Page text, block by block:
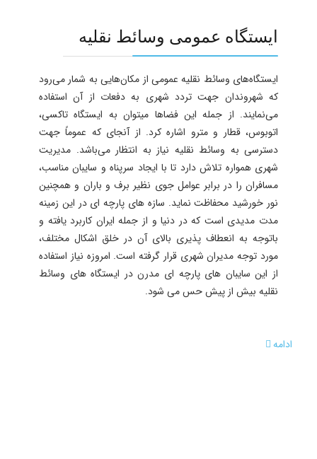
ایستگاه عمومی وسائط نقلیه
ایستگاه‌های وسائط نقلیه عمومی از مکان‌هایی به شمار می‌رود
که شهروندان جهت تردد شهری به دفعات از آن استفاده
می‌نمایند. از جمله این فضاها میتوان به ایستگاه تاکسی،
اتوبوس، قطار و مترو اشاره کرد. از آنجای که عموماً جهت
دسترسی به وسائط نقلیه نیاز به انتظار می‌باشد. مدیریت
شهری همواره تلاش دارد تا با ایجاد سرپناه و سایبان مناسب،
مسافران را در برابر عوامل جوی نظیر برف و باران و همچنین
نور خورشید محفاظت نماید. سازه های پارچه ای در این زمینه‌
مدت مدیدی است که در دنیا و از جمله ایران کاربرد یافته و
باتوجه به انعطاف پذیری بالای آن در خلق اشکال مختلف،
مورد توجه مدیران شهری قرار گرفته است. امروزه نیاز استفاده
از این سایبان های پارچه ای مدرن در ایستگاه های وسائط
نقلیه بیش از پیش حس می شود.
ادامه